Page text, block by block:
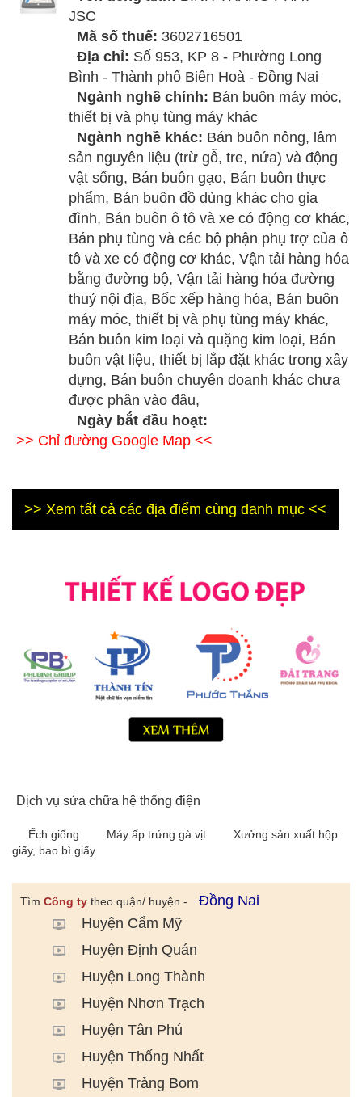
JSC
Mã số thuế: 3602716501
Địa chỉ: Số 953, KP 8 - Phường Long
Bình - Thành phố Biên Hoà - Đồng Nai
Ngành nghề chính: Bán buôn máy móc,
thiết bị và phụ tùng máy khác
Ngành nghề khác: Bán buôn nông, lâm
sản nguyên liệu (trừ gỗ, tre, nứa) và động
vật sống, Bán buôn gạo, Bán buôn thực
phẩm, Bán buôn đồ dùng khác cho gia
đình, Bán buôn ô tô và xe có động cơ khác,
Bán phụ tùng và các bộ phận phụ trợ của ô
tô và xe có động cơ khác, Vận tải hàng hóa
bằng đường bộ, Vận tải hàng hóa đường
thuỷ nội địa, Bốc xếp hàng hóa, Bán buôn
máy móc, thiết bị và phụ tùng máy khác,
Bán buôn kim loại và quặng kim loại, Bán
buôn vật liệu, thiết bị lắp đặt khác trong xây
dựng, Bán buôn chuyên doanh khác chưa
được phân vào đâu,
Ngày bắt đầu hoạt:
>> Chỉ đường Google Map <<
>> Xem tất cả các địa điểm cùng danh mục <<
Dịch vụ sửa chữa hệ thống điện
Ếch giống Máy ấp trứng gà vịt
Xưởng sản xuất hộp
giấy, bao bì giấy
Tìm Công ty theo quận/ huyện -
Đồng Nai
Huyện Cẩm Mỹ
Huyện Định Quán
Huyện Long Thành
Huyện Nhơn Trạch
Huyện Tân Phú
Huyện Thống Nhất
Huyện Trảng Bom